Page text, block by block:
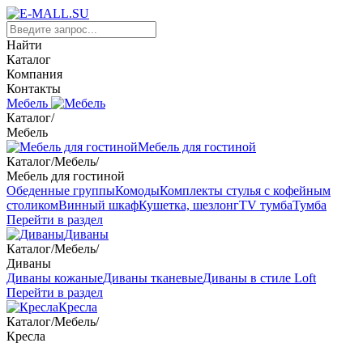
Найти
Каталог
Компания
Контакты
Мебель
Каталог/
Мебель
Мебель для гостиной
Каталог/Мебель/
Мебель для гостиной
Обеденные группыКомодыКомплекты стулья с кофейным
столикомВинный шкафКушетка, шезлонгTV тумбаТумба
Перейти в раздел
Диваны
Каталог/Мебель/
Диваны
Диваны кожаныеДиваны тканевыеДиваны в стиле Loft
Перейти в раздел
Кресла
Каталог/Мебель/
Кресла